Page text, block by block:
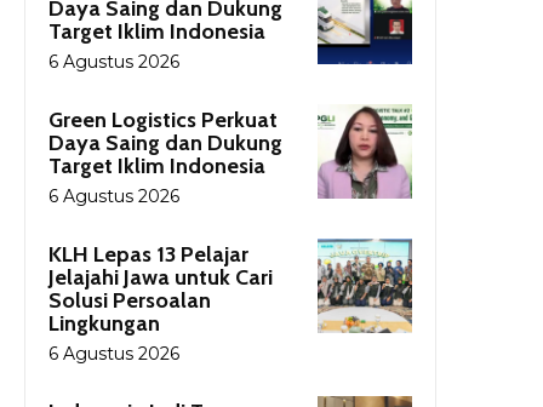
Daya Saing dan Dukung
Target Iklim Indonesia
6 Agustus 2026
Green Logistics Perkuat
Daya Saing dan Dukung
Target Iklim Indonesia
6 Agustus 2026
KLH Lepas 13 Pelajar
Jelajahi Jawa untuk Cari
Solusi Persoalan
Lingkungan
6 Agustus 2026